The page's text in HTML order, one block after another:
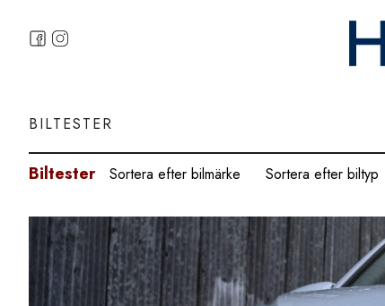
BILTESTER
Biltester Sortera efter bilmärke Sortera efter biltyp